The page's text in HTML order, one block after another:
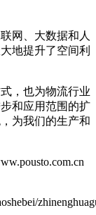
网、大数据和人
地提升了空间利
，也为物流行业
和应用范围的扩
为我们的生产和